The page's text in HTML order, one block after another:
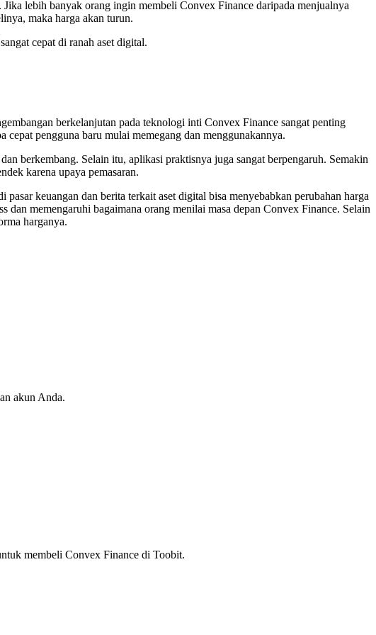
lebih banyak orang ingin membeli Convex Finance daripada menjualnya
maka harga akan turun.
cepat di ranah aset digital.
berkelanjutan pada teknologi inti Convex Finance sangat penting
pengguna baru mulai memegang dan menggunakannya.
berkembang. Selain itu, aplikasi praktisnya juga sangat berpengaruh. Semakin
karena upaya pemasaran.
keuangan dan berita terkait aset digital bisa menyebabkan perubahan harga
memengaruhi bagaimana orang menilai masa depan Convex Finance. Selain
harganya.
akun Anda.
membeli Convex Finance di Toobit.